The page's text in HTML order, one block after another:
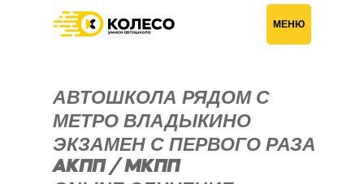
МЕНЮ
› Автошкола рядом с метро Владыкино
АВТОШКОЛА РЯДОМ С
МЕТРО ВЛАДЫКИНО
ЭКЗАМЕН С ПЕРВОГО РАЗА
АКПП / МКПП